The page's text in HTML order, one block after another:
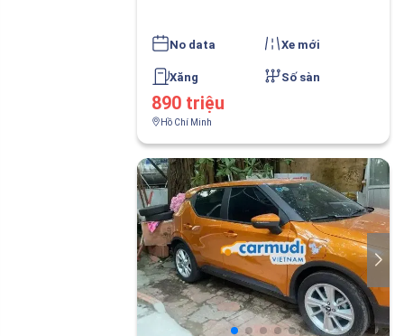
No data Xe mới
Xăng Số sàn
890 triệu
Hồ Chí Minh